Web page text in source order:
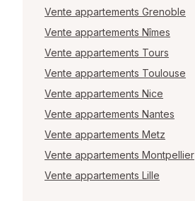
Vente appartements Grenoble
Vente appartements Nîmes
Vente appartements Tours
Vente appartements Toulouse
Vente appartements Nice
Vente appartements Nantes
Vente appartements Metz
Vente appartements Montpellier
Vente appartements Lille